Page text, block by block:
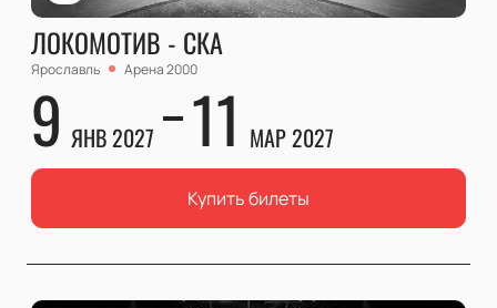
ЛОКОМОТИВ - СКА
Ярославль Арена 2000
9 ЯНВ 2027 11 МАР 2027
Купить билеты